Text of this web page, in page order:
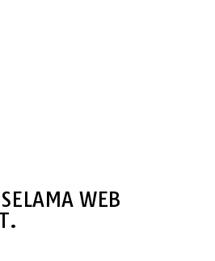
WEB